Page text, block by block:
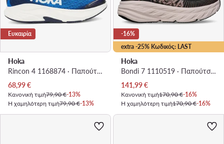
Ευκαιρία
Hoka
Rincon 4 1168874 · Παπούτσια για Τρέξιμο
Τρέχουσα τιμή
68,99€
Κανονική τιμή79,90 €-13%
Η χαμηλότερη τιμή79,90 €-13%
extra -25% Κωδικός: LAST
-16%
Hoka
Bondi 7 1110519 · Παπούτσια για Τρέξιμο
Τρέχουσα τιμή
141,99€
Κανονική τιμή170,90 €-16%
Η χαμηλότερη τιμή170,90 €-16%